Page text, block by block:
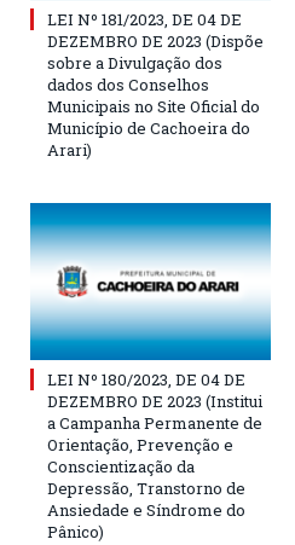
LEI Nº 181/2023, DE 04 DE
DEZEMBRO DE 2023 (Dispõe
sobre a Divulgação dos
dados dos Conselhos
Municipais no Site Oficial do
Município de Cachoeira do
Arari)
LEI Nº 180/2023, DE 04 DE
DEZEMBRO DE 2023 (Institui
a Campanha Permanente de
Orientação, Prevenção e
Conscientização da
Depressão, Transtorno de
Ansiedade e Síndrome do
Pânico)